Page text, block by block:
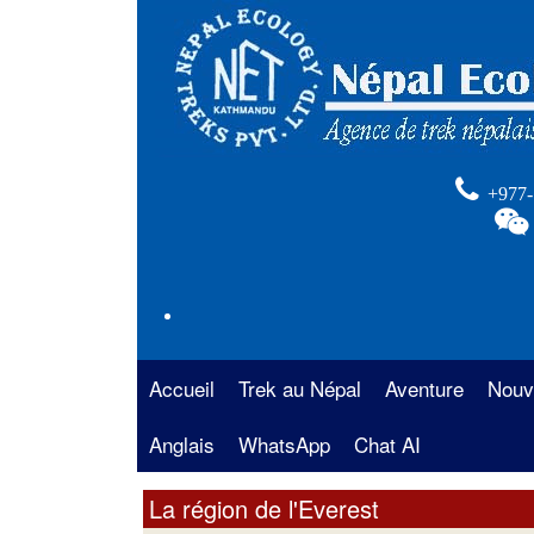
Accueil
Trek au Népal
La région de l’Annapurna
La région de l’Everest
Aventure
Rafting au Népal
Safari au Népal
Anglais WhatsApp Chat AI
La région de l'Everest